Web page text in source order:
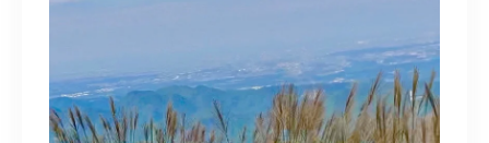
090-3031-5927
9：00～23：00 イベント時は除く(メールで連絡ください)